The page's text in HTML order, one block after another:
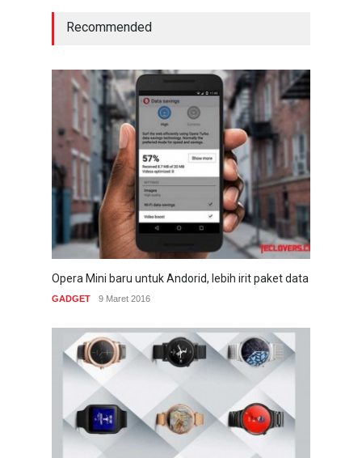
Recommended
Opera Mini baru untuk Andorid, lebih irit paket data
GADGET 9 Maret 2016